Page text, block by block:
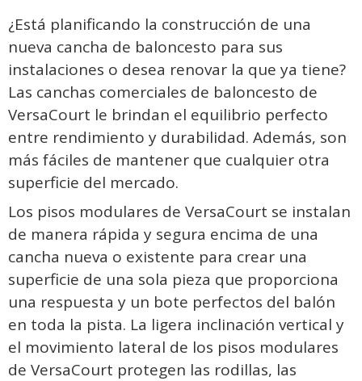
¿Está planificando la construcción de una
nueva cancha de baloncesto para sus
instalaciones o desea renovar la que ya tiene?
Las canchas comerciales de baloncesto de
VersaCourt le brindan el equilibrio perfecto
entre rendimiento y durabilidad. Además, son
más fáciles de mantener que cualquier otra
superficie del mercado.
Los pisos modulares de VersaCourt se instalan
de manera rápida y segura encima de una
cancha nueva o existente para crear una
superficie de una sola pieza que proporciona
una respuesta y un bote perfectos del balón
en toda la pista. La ligera inclinación vertical y
el movimiento lateral de los pisos modulares
de VersaCourt protegen las rodillas, las